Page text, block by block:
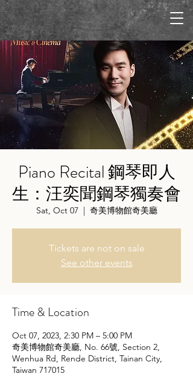
Piano Recital 鋼琴即人
生：汪奕聞鋼琴獨奏會
Sat, Oct 07
  |
奇美博物館奇美廳
Tickets are not on sale
See other events
Time & Location
Oct 07, 2023, 2:30 PM – 5:00 PM
奇美博物館奇美廳, No. 66號, Section 2,
Wenhua Rd, Rende District, Tainan City,
Taiwan 717015